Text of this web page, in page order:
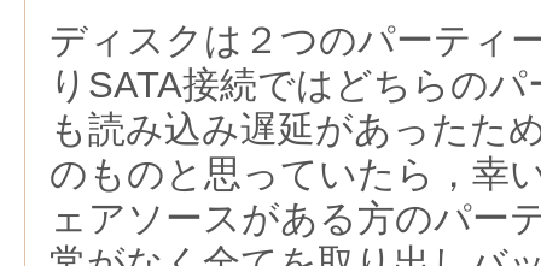
ディスクは２つのパーティ
りSATA接続ではどちらの
も読み込み遅延があったた
のものと思っていたら，幸
ェアソースがある方のパー